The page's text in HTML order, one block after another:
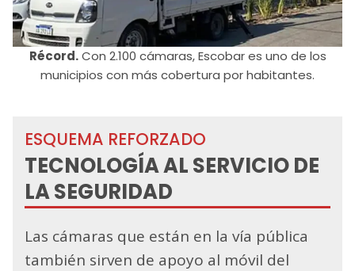
Récord.Con 2.100 cámaras, Escobar es uno de los
municipios con más cobertura por habitantes.
ESQUEMA REFORZADO
TECNOLOGÍA AL SERVICIO DE
LA SEGURIDAD
Las cámaras que están en la vía pública
también sirven de apoyo al móvil del